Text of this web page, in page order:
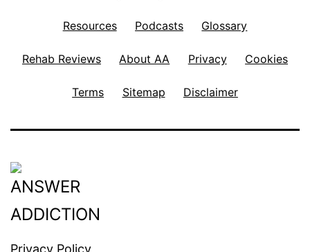
Resources Podcasts Glossary
Rehab Reviews About AA Privacy Cookies
Terms Sitemap Disclaimer
Privacy Policy